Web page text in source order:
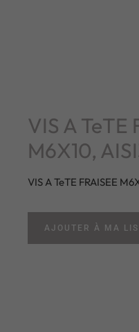
VIS A TeTE
M6X10,
VIS A TeTE FRAISEE
AJOUTER À MA